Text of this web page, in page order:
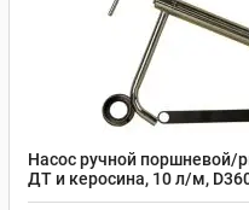
Насос ручной
ДТ и керосина, 10 л/м,
канистр